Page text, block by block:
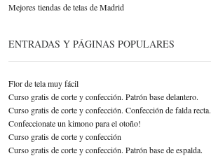
Mejores tiendas de telas de Madrid
ENTRADAS Y PÁGINAS POPULARES
Flor de tela muy fácil
Curso gratis de corte y confección. Patrón base delantero.
Curso gratis de corte y confección. Confección de falda recta.
Confeccionate un kimono para el otoño!
Curso gratis de corte y confección
Curso gratis de corte y confección. Patrón base de espalda.